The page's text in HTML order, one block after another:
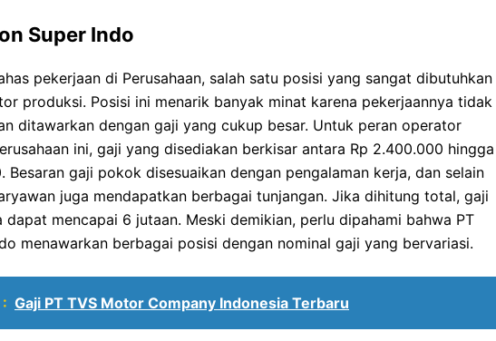
Super Indo
pekerjaan di Perusahaan, salah satu posisi yang sangat dibutuhkan
produksi. Posisi ini menarik banyak minat karena pekerjaannya tidak
ditawarkan dengan gaji yang cukup besar. Untuk peran operator
ini, gaji yang disediakan berkisar antara Rp 2.400.000 hingga
Besaran gaji pokok disesuaikan dengan pengalaman kerja, dan selain
juga mendapatkan berbagai tunjangan. Jika dihitung total, gaji
dapat mencapai 6 jutaan. Meski demikian, perlu dipahami bahwa PT
menawarkan berbagai posisi dengan nominal gaji yang bervariasi.
Gaji PT TVS Motor Company Indonesia Terbaru